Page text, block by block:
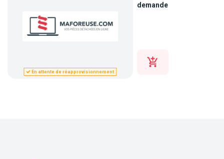
En attente de réapprovisionnement
demande